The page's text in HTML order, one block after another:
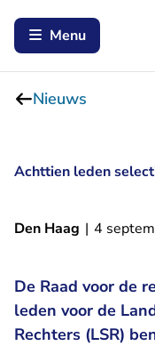
Menu
Nieuws
Achttien leden
Den Haag | 4
De Raad voor de
leden voor de
Rechters (LSR)